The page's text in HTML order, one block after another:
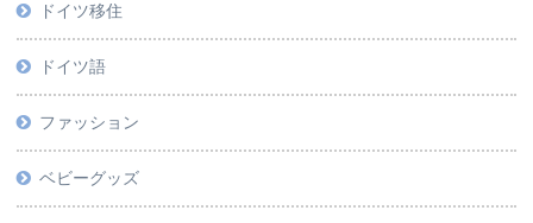
ドイツ移住
ドイツ語
ファッション
ベビーグッズ